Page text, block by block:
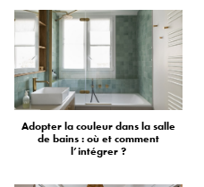
Adopter la couleur dans la salle
de bains : où et comment
l’intégrer ?